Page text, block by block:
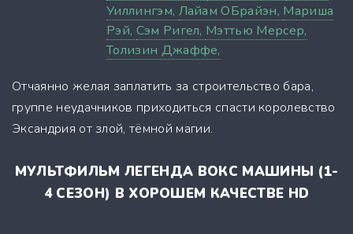
Уиллингэм, Лайам ОБрайэн, Мариша
Рэй, Сэм Ригел, Мэттью Мерсер,
Толизин Джаффе,
Отчаянно желая заплатить за строительство бара,
группе неудачников приходиться спасти королевство
Эксандрия от злой, тёмной магии.
МУЛЬТФИЛЬМ ЛЕГЕНДА ВОКС МАШИНЫ (1-
4 СЕЗОН) В ХОРОШЕМ КАЧЕСТВЕ HD